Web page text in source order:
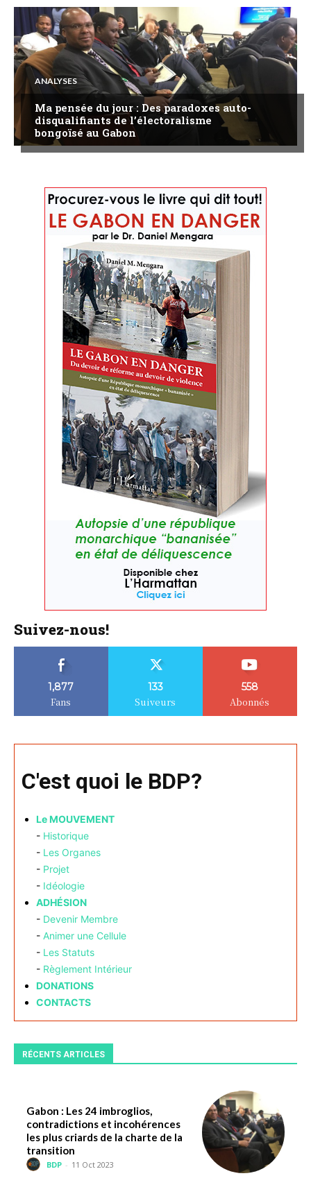
ANALYSES
Ma pensée du jour : Des paradoxes auto-
disqualifiants de l’électoralisme
bongoïsé au Gabon
Suivez-nous!
1,877
Fans
133
Suiveurs
558
Abonnés
C'est quoi le BDP?
Le MOUVEMENT
- Historique
- Les Organes
- Projet
- Idéologie
ADHÉSION
- Devenir Membre
- Animer une Cellule
- Les Statuts
- Règlement Intérieur
DONATIONS
CONTACTS
RÉCENTS ARTICLES
Gabon : Les 24 imbroglios,
contradictions et incohérences
les plus criards de la charte de la
transition
BDP - 11 Oct 2023